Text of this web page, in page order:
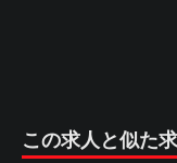
この求人と似た